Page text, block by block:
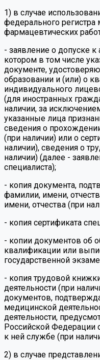
1) в случае
федерального
фармацевтических
- заявление о допуске к
котором в том числе
документе,
образовании и (или) о
индивидуального
(для иностранных
наличии, за
указанные лица
сведения о
(при наличии) или о
наличии), сведения о
наличии) (далее -
специалиста);
- копия документа,
фамилии, имени,
имени, отчества (при
- копия сертификата
- копии документов об
квалификации или
государственной
- копия трудовой
деятельности (при
документов,
медицинской
деятельности,
Российской Федерации
к ней службе (при
2) в случае